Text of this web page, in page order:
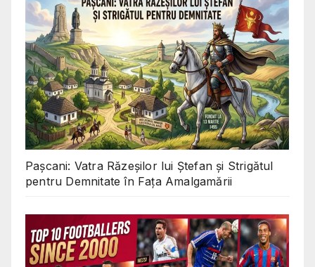
Pașcani: Vatra Răzeșilor lui Ștefan și Strigătul
pentru Demnitate în Fața Amalgamării